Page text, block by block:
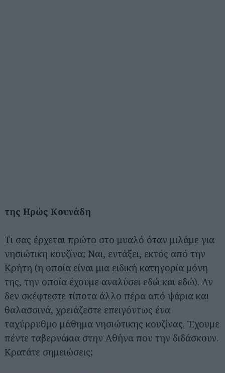
της Ηρώς Κουνάδη
Τι σας έρχεται πρώτο στο μυαλό όταν μιλάμε για
νησιώτικη κουζίνα; Ναι, εντάξει, εκτός από την
Κρήτη (η οποία είναι μια ειδική κατηγορία μόνη
της, την οποία έχουμε αναλύσει εδώ και εδώ). Αν
δεν σκέφτεστε τίποτα άλλο πέρα από ψάρια και
θαλασσινά, χρειάζεστε επειγόντως ένα
ταχύρρυθμο μάθημα νησιώτικης κουζίνας. Έχουμε
πέντε ταβερνάκια στην Αθήνα που την διδάσκουν.
Κρατάτε σημειώσεις;